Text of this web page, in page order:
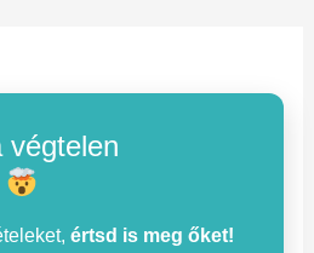
végtelen
értsd is meg őket!